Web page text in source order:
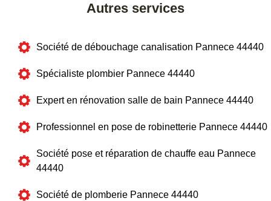
Autres services
Société de débouchage canalisation Pannece 44440
Spécialiste plombier Pannece 44440
Expert en rénovation salle de bain Pannece 44440
Professionnel en pose de robinetterie Pannece 44440
Société pose et réparation de chauffe eau Pannece
44440
Société de plomberie Pannece 44440